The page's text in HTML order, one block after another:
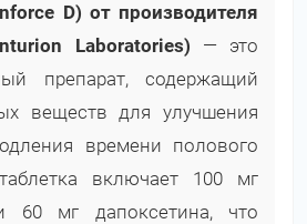
D) от производителя
Laboratories) — это
препарат, содержащий
веществ для улучшения
времени полового
включает 100 мг
60 мг дапоксетина, что